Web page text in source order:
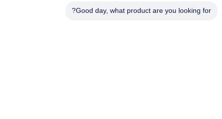
Good day, what product are you looking for?